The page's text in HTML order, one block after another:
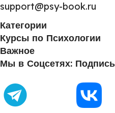
support@psy-book.ru
Категории
Курсы по Психологии
Важное
Мы в Соцсетях: